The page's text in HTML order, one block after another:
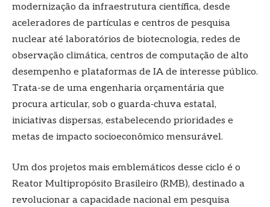
modernização da infraestrutura científica, desde
aceleradores de partículas e centros de pesquisa
nuclear até laboratórios de biotecnologia, redes de
observação climática, centros de computação de alto
desempenho e plataformas de IA de interesse público.
Trata-se de uma engenharia orçamentária que
procura articular, sob o guarda‑chuva estatal,
iniciativas dispersas, estabelecendo prioridades e
metas de impacto socioeconômico mensurável.
Um dos projetos mais emblemáticos desse ciclo é o
Reator Multipropósito Brasileiro (RMB), destinado a
revolucionar a capacidade nacional em pesquisa